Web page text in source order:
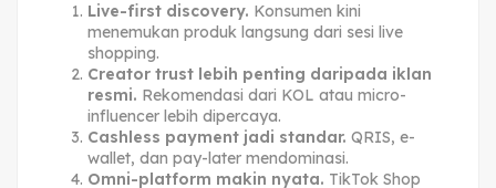
Live-first discovery. Konsumen kini
menemukan produk langsung dari sesi live
shopping.
Creator trust lebih penting daripada iklan
resmi. Rekomendasi dari KOL atau micro-
influencer lebih dipercaya.
Cashless payment jadi standar. QRIS, e-
wallet, dan pay-later mendominasi.
Omni-platform makin nyata. TikTok Shop